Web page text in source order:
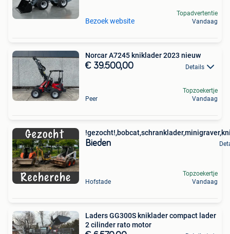
Bezoek website
Topadvertentie
Vandaag
Norcar A7245 kniklader 2023 nieuw
€ 39.500,00 Details
Peer
Topzoekertje
Vandaag
Bieden
Hofstade
Topzoekertje
Vandaag
Laders GG300S kniklader compact lader
2 cilinder rato motor